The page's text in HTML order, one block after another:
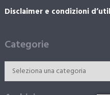
Disclaimer e condizioni
Categorie